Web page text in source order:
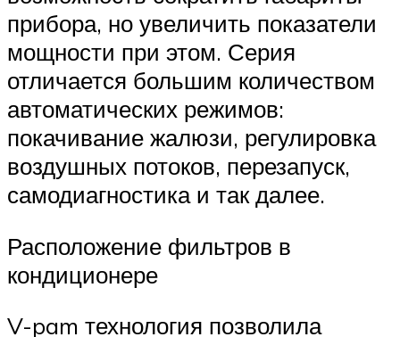
прибора, но увеличить показатели
мощности при этом. Серия
отличается большим количеством
автоматических режимов:
покачивание жалюзи, регулировка
воздушных потоков, перезапуск,
самодиагностика и так далее.
Расположение фильтров в
кондиционере
V-pam технология позволила